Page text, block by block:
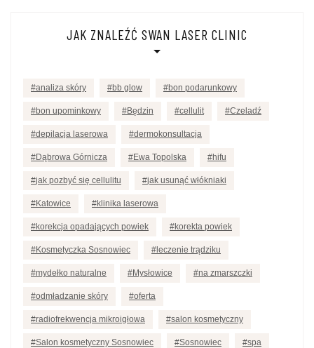
JAK ZNALEŹĆ SWAN LASER CLINIC
analiza skóry bb glow bon podarunkowy
bon upominkowy Będzin cellulit Czeladź
depilacja laserowa dermokonsultacja
Dąbrowa Górnicza Ewa Topolska hifu
jak pozbyć się cellulitu jak usunąć włókniaki
Katowice klinika laserowa
korekcja opadających powiek korekta powiek
Kosmetyczka Sosnowiec leczenie trądziku
mydełko naturalne Mysłowice na zmarszczki
odmładzanie skóry oferta
radiofrekwencja mikroigłowa salon kosmetyczny
Salon kosmetyczny Sosnowiec Sosnowiec spa